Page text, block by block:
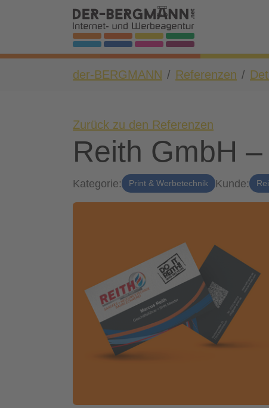
Skip to main navigation
Zum Hauptinhalt springen
Skip to page footer
Sie sind hier:
der-BERGMANN Referenzen
Zurück zu den Referenzen
Reith GmbH
Kategorie: Print & Werbetechnik Kunde: